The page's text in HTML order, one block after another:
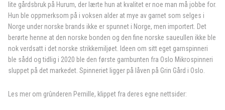
lite gårdsbruk på Hurum, der lærte hun at kvalitet er noe man må jobbe for.
Hun ble oppmerksom på i voksen alder at mye av garnet som selges i
Norge under norske brands ikke er spunnet i Norge, men importert. Det
berørte henne at den norske bonden og den fine norske saueullen ikke ble
nok verdsatt i det norske strikkemiljøet. Ideen om sitt eget garnspinneri
ble sådd og tidlig i 2020 ble den første garnbunten fra Oslo Mikrospinneri
sluppet på det markedet. Spinneriet ligger på låven på Grin Gård i Oslo.
Les mer om grûnderen Pernille, klippet fra deres egne nettsider: